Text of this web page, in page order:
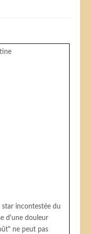
incontestée du
d'une douleur
ne peut pas